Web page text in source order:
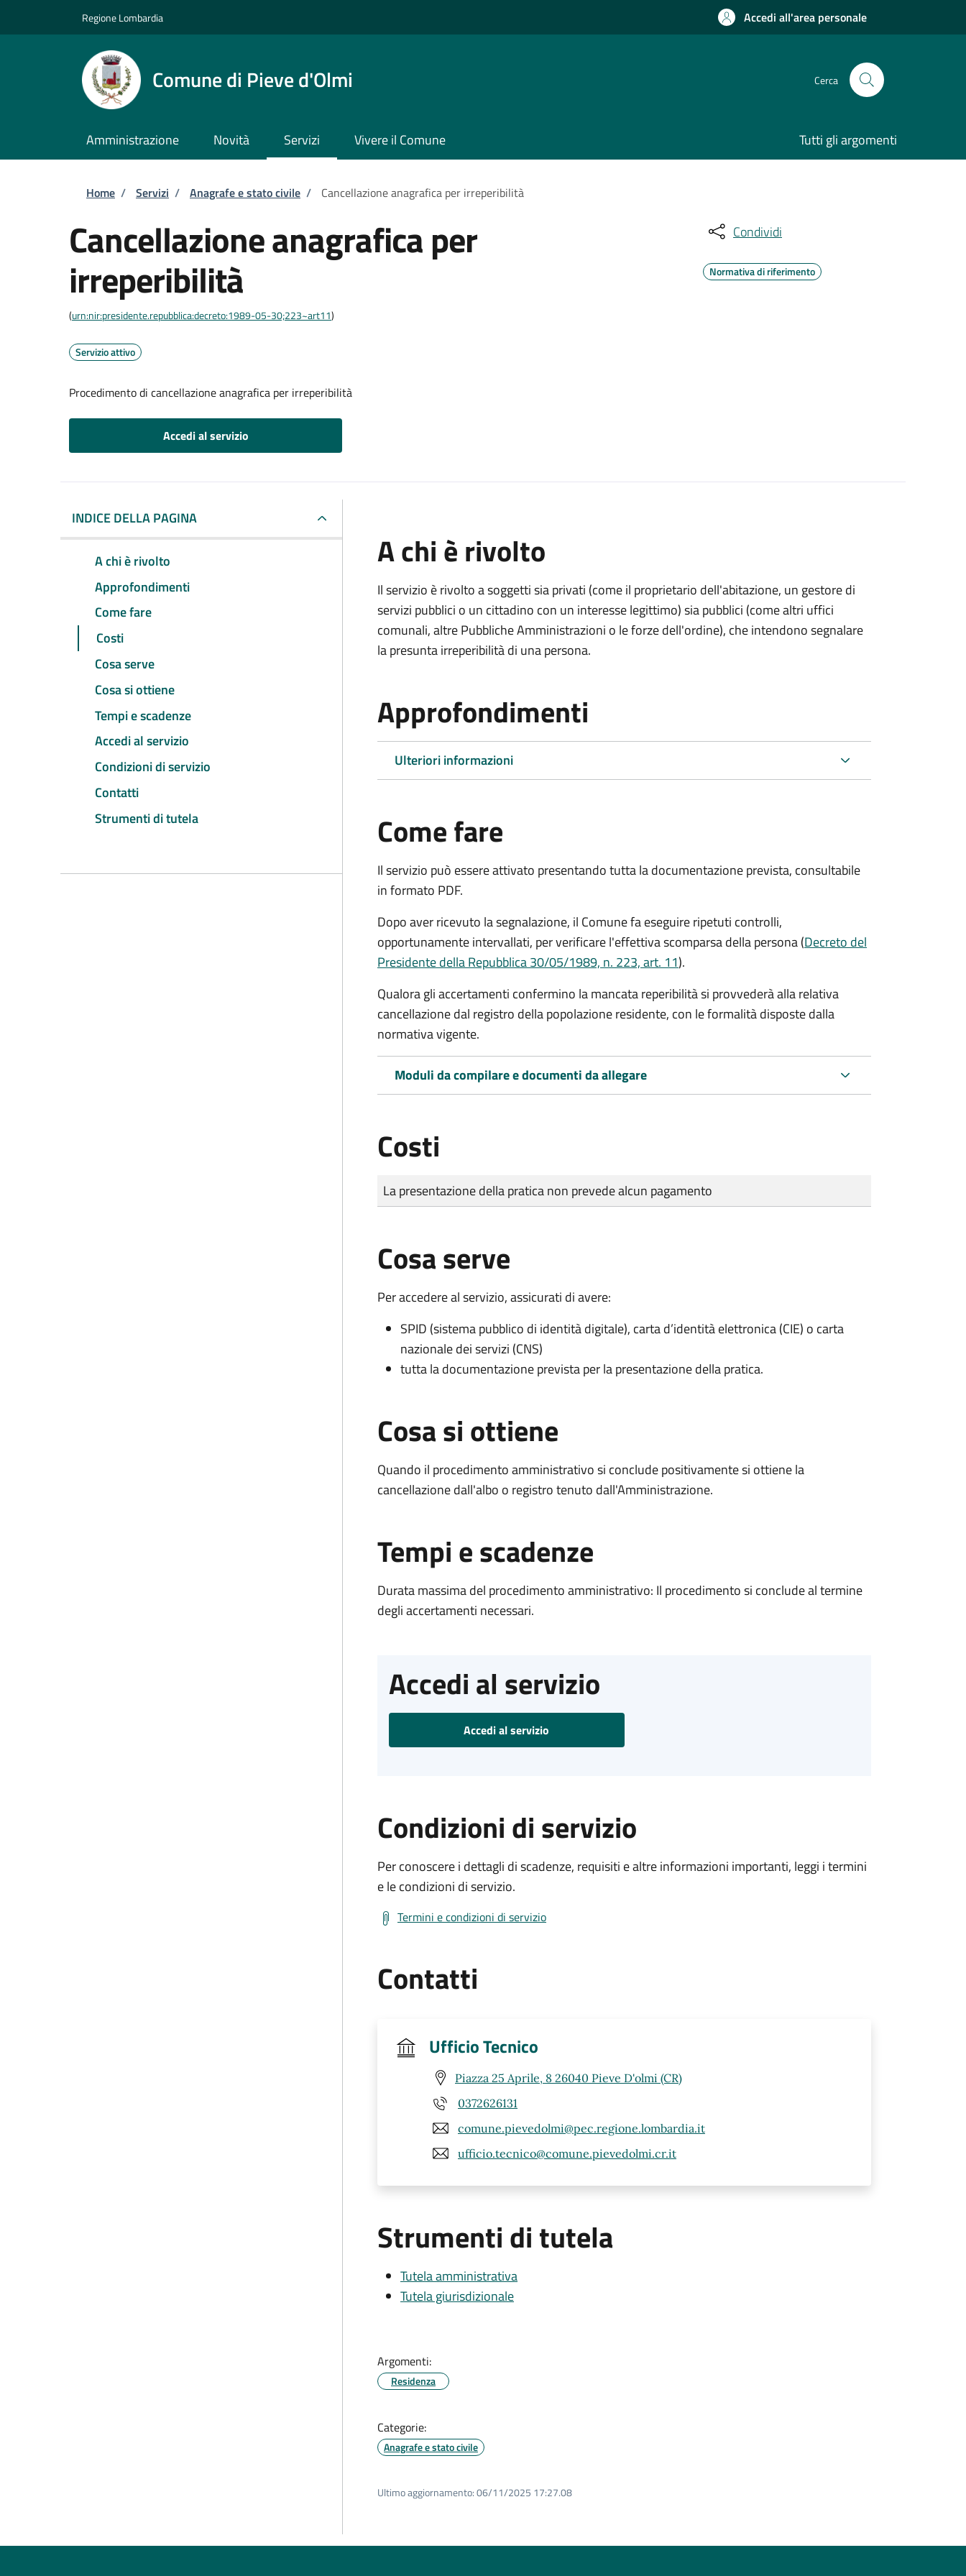
Regione Lombardia Accedi all'area personale
Comune di Pieve d'Olmi Cerca
Amministrazione Novità Servizi Vivere il Comune Tutti gli argomenti
Briciole di pane
Home / Servizi / Anagrafe e stato civile / Cancellazione anagrafica per irreperibilità
Cancellazione anagrafica per
irreperibilità
(urn:nir:presidente.repubblica:decreto:1989-05-30;223~art11)
Servizio attivo
Procedimento di cancellazione anagrafica per irreperibilità
Accedi al servizio
Condividi
Normativa di riferimento
INDICE DELLA PAGINA
A chi è rivolto
Approfondimenti
Come fare
Costi
Cosa serve
Cosa si ottiene
Tempi e scadenze
Accedi al servizio
Condizioni di servizio
Contatti
Strumenti di tutela
A chi è rivolto
Il servizio è rivolto a soggetti sia privati (come il proprietario dell'abitazione, un gestore di
servizi pubblici o un cittadino con un interesse legittimo) sia pubblici (come altri uffici
comunali, altre Pubbliche Amministrazioni o le forze dell'ordine), che intendono segnalare
la presunta irreperibilità di una persona.
Approfondimenti
Ulteriori informazioni
Come fare
Il servizio può essere attivato presentando tutta la documentazione prevista, consultabile
in formato PDF.
Dopo aver ricevuto la segnalazione, il Comune fa eseguire ripetuti controlli,
opportunamente intervallati, per verificare l'effettiva scomparsa della persona (Decreto del
Presidente della Repubblica 30/05/1989, n. 223, art. 11).
Qualora gli accertamenti confermino la mancata reperibilità si provvederà alla relativa
cancellazione dal registro della popolazione residente, con le formalità disposte dalla
normativa vigente.
Moduli da compilare e documenti da allegare
Costi
Tipo di pagamento
Importo
La presentazione della pratica non prevede alcun pagamento
Cosa serve
Per accedere al servizio, assicurati di avere:
SPID (sistema pubblico di identità digitale), carta d’identità elettronica (CIE) o carta
nazionale dei servizi (CNS)
tutta la documentazione prevista per la presentazione della pratica.
Cosa si ottiene
Quando il procedimento amministrativo si conclude positivamente si ottiene la
cancellazione dall'albo o registro tenuto dall'Amministrazione.
Tempi e scadenze
Durata massima del procedimento amministrativo: Il procedimento si conclude al termine
degli accertamenti necessari.
Accedi al servizio
Accedi al servizio
Condizioni di servizio
Per conoscere i dettagli di scadenze, requisiti e altre informazioni importanti, leggi i termini
e le condizioni di servizio.
Termini e condizioni di servizio
Contatti
Ufficio Tecnico
Piazza 25 Aprile, 8 26040 Pieve D'olmi (CR)
0372626131
comune.pievedolmi@pec.regione.lombardia.it
ufficio.tecnico@comune.pievedolmi.cr.it
Strumenti di tutela
Tutela amministrativa
Tutela giurisdizionale
Argomenti:
Residenza
Categorie:
Anagrafe e stato civile
Ultimo aggiornamento:06/11/2025 17:27.08